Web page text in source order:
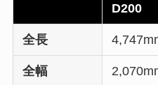
D200
全長
全幅